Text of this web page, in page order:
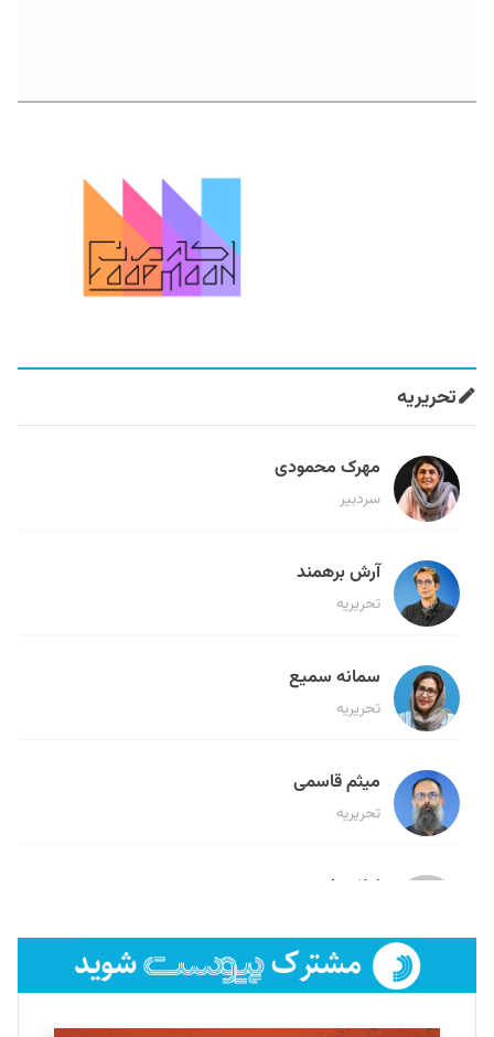
تحریریه
مهرک محمودی
سردبیر
آرش برهمند
تحریریه
سمانه سمیع
تحریریه
میثم قاسمی
تحریریه
لیلا حنارود
فائزه فتحی رستمی
تحریریه